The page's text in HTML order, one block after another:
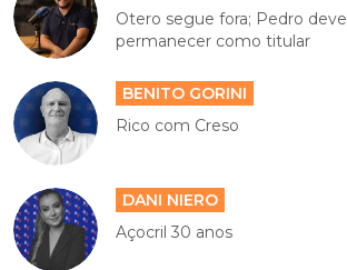
Otero segue fora; Pedro deve
permanecer como titular
BENITO GORINI
Rico com Creso
DANI NIERO
Açocril 30 anos